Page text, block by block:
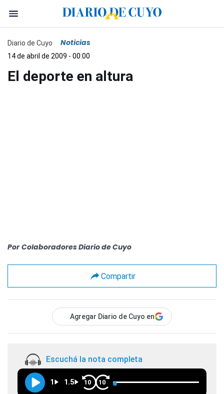
Diario de Cuyo Noticias
14 de abril de 2009 - 00:00
El deporte en altura
Por Colaboradores Diario de Cuyo
Compartir
Agregar Diario de Cuyo en
Escuchá la nota completa
1 1.5 10 10